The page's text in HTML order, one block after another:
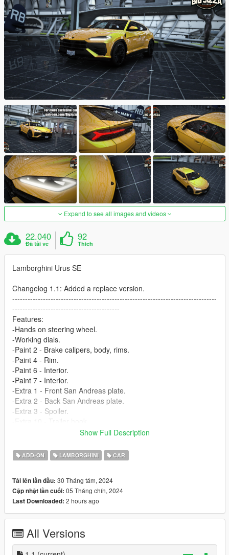
Expand to see all images and videos
22.040
Đã tải về
92
Thích
Lamborghini Urus SE
Changelog 1.1: Added a replace version.
--------------------------------------------------------------------------------
------------------------------------------
Features:
-Hands on steering wheel.
-Working dials.
-Paint 2 - Brake calipers, body, rims.
-Paint 4 - Rim.
-Paint 6 - Interior.
-Paint 7 - Interior.
-Extra 1 - Front San Andreas plate.
-Extra 2 - Back San Andreas plate.
-Extra 3 - Spoiler.
3D Model from : CSR2
========================
1.Place the folder named urusse in [Game
Folder]\mods\update\x64\dlcpacks\
2.Use OpenIV to extract
[Game Folder]\update\update.rpf\common\data\dlclist.xml
Show Full Description
ADD-ON LAMBORGHINI CAR
Tải lên lần đầu: 30 Tháng tám, 2024
Cập nhật lần cuối: 05 Tháng chín, 2024
Last Downloaded: 2 hours ago
All Versions